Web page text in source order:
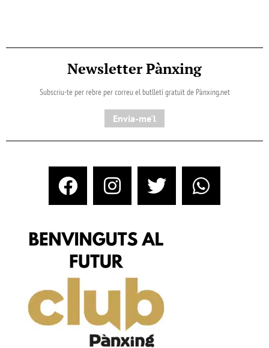
Newsletter Pànxing
Subscriu-te per rebre per correu el butlletí gratuït de Pànxing.net​
Envia-me'l